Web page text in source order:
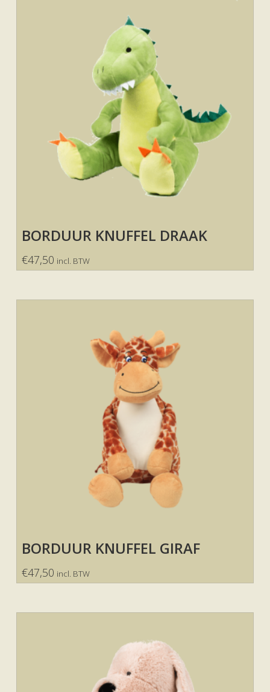
BORDUUR KNUFFEL DRAAK
€47,50 incl. BTW
BORDUUR KNUFFEL GIRAF
€47,50 incl. BTW